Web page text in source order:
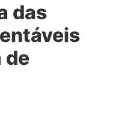
das
de